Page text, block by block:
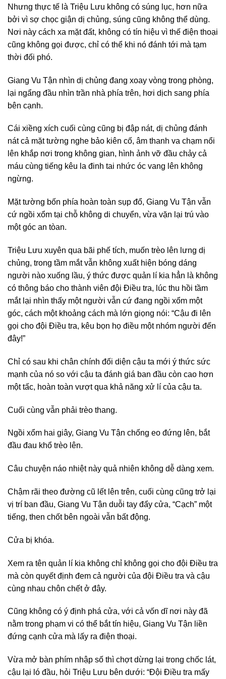
Nhưng thực tế là Triệu Lưu không có súng lục, hơn nữa
bởi vì sợ chọc giận dị chủng, súng cũng không thể dùng.
Nơi này cách xa mặt đất, không có tín hiệu vì thế điện thoại
cũng không gọi được, chỉ có thể khi nó đánh tới mà tạm
thời đối phó.
Giang Vu Tận nhìn dị chủng đang xoay vòng trong phòng,
lại ngẩng đầu nhìn trần nhà phía trên, hơi dịch sang phía
bên cạnh.
Cái xiềng xích cuối cùng cũng bị đập nát, dị chủng đánh
nát cả mặt tường nghe bảo kiên cố, âm thanh va chạm nổi
lên khắp nơi trong không gian, hình ảnh vỡ đầu chảy cả
máu cùng tiếng kêu la đinh tai nhức óc vang lên không
ngừng.
Mặt tường bốn phía hoàn toàn sụp đổ, Giang Vu Tận vẫn
cứ ngồi xổm tại chỗ không di chuyển, vừa vặn lại trú vào
một góc an tòan.
Triệu Lưu xuyên qua bãi phế tích, muốn trèo lên lưng dị
chủng, trong tầm mắt vẫn không xuất hiện bóng dáng
người nào xuống lầu, ý thức được quản lí kia hẳn là không
có thông báo cho thành viên đội Điều tra, lúc thu hồi tầm
mắt lại nhìn thấy một người vẫn cứ đang ngồi xổm một
góc, cách một khoảng cách mà lớn giọng nói: “Cậu đi lên
gọi cho đội Điều tra, kêu bọn họ điều một nhóm người đến
đây!”
Chỉ có sau khi chân chính đối diện cậu ta mới ý thức sức
mạnh của nó so với cậu ta đánh giá ban đầu còn cao hơn
một tấc, hoàn toàn vượt qua khả năng xử lí của cậu ta.
Cuối cùng vẫn phải trèo thang.
Ngồi xổm hai giây, Giang Vu Tận chống eo đứng lên, bắt
đầu đau khổ trèo lên.
Câu chuyện náo nhiệt này quả nhiên không dễ dàng xem.
Chậm rãi theo đường cũ lết lên trên, cuối cùng cũng trở lại
vị trí ban đầu, Giang Vu Tận duỗi tay đẩy cửa, “Cạch” một
tiếng, then chốt bên ngoài vẫn bất động.
Cửa bị khóa.
Xem ra tên quản lí kia không chỉ không gọi cho đội Điều tra
mà còn quyết định đem cả người của đội Điều tra và cậu
cùng nhau chôn chết ở đây.
Cũng không có ý định phá cửa, với cả vốn dĩ nơi này đã
nằm trong phạm vi có thể bắt tín hiệu, Giang Vu Tận liền
đứng cạnh cửa mà lấy ra điện thoại.
Vừa mở bàn phím nhập số thì chợt dừng lại trong chốc lát,
cậu lại ló đầu, hỏi Triệu Lưu bên dưới: “Đội Điều tra mấy